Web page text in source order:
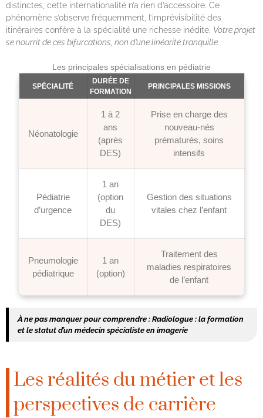
distinctes, cette internationalité n’a rien d’accessoire. Ce
phénomène s’observe fréquemment, l’imprévisibilité des
itinéraires confère à la spécialité une richesse inédite. Votre projet
se nourrit de ces bifurcations, non d’une linéarité tranquille.
Les principales spécialisations en pédiatrie
SPÉCIALITÉ
DURÉE DE
FORMATION
PRINCIPALES MISSIONS
Néonatologie
1 à 2
ans
(après
DES)
Prise en charge des
nouveau-nés
prématurés, soins
intensifs
Pédiatrie
d’urgence
1 an
(option
du
DES)
Gestion des situations
vitales chez l’enfant
Pneumologie
pédiatrique
1 an
(option)
Traitement des
maladies respiratoires
de l’enfant
À ne pas manquer pour comprendre : Radiologue : la formation
et le statut d’un médecin spécialiste en imagerie
Les réalités du métier et les
perspectives de carrière